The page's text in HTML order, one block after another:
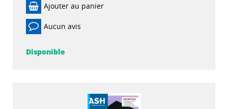
Ajouter au panier
Aucun avis
Disponible